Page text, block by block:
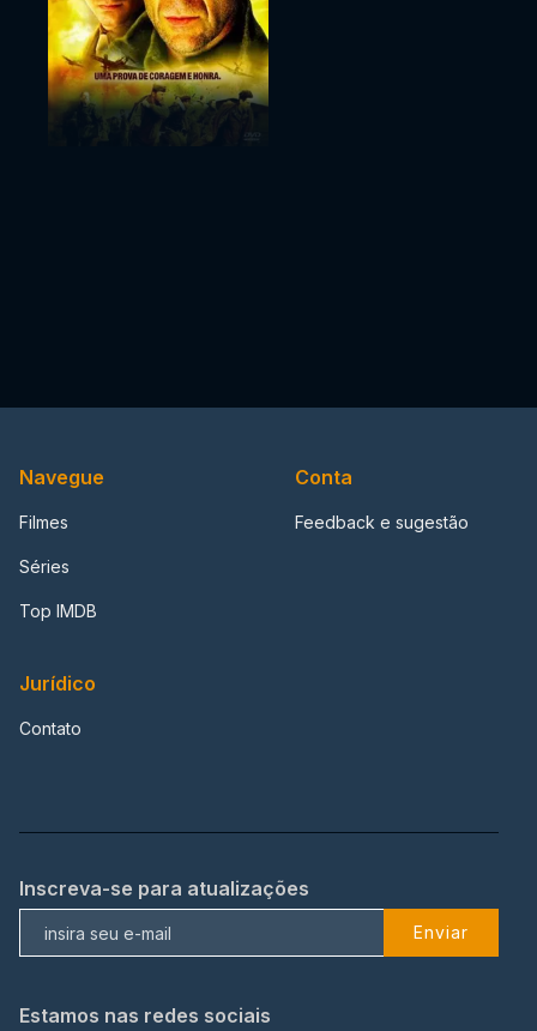
Navegue
Filmes
Séries
Top IMDB
Conta
Feedback e sugestão
Jurídico
Contato
Inscreva-se para atualizações
Enviar
Estamos nas redes sociais